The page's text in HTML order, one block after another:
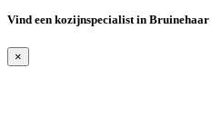
Vind een kozijnspecialist in Bruinehaar
×